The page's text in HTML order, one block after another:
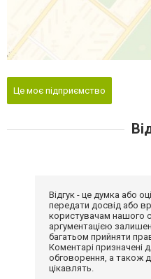
Це моє підприємство
Відгук - це думка або
передати досвід або
користувачам нашого
аргументацією
багатьом прийняти
Коментарі призначені
обговорення, а також
цікавлять.